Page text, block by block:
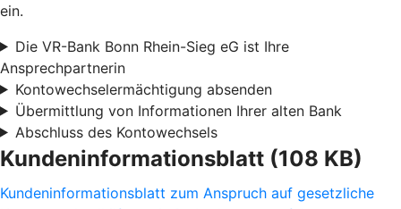
ein.
Die VR-Bank Bonn Rhein-Sieg eG ist Ihre
Ansprechpartnerin
Kontowechselermächtigung absenden
Übermittlung von Informationen Ihrer alten Bank
Abschluss des Kontowechsels
Kundeninformationsblatt (108 KB)
Kundeninformationsblatt zum Anspruch auf gesetzliche